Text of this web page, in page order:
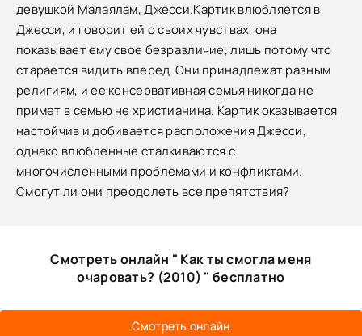
девушкой Малаялам, Джесси.Картик влюбляется в
Джесси, и говорит ей о своих чувствах, она
показывает ему свое безразличие, лишь потому что
старается видить вперед. Они принадлежат разным
религиям, и ее консервативная семья никогда не
примет в семью не христианина. Картик оказывается
настойчив и добивается расположения Джесси,
однако влюбленные сталкиваются с
многочисленными проблемами и конфликтами.
Смогут ли они преодолеть все препятствия?
Смотреть онлайн " Как ты смогла меня
очаровать? (2010) " бесплатно
Смотреть онлайн